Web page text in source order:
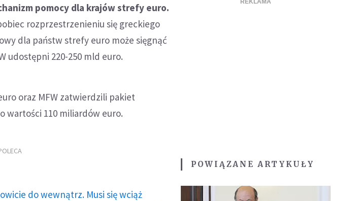
pomocy dla krajów strefy euro.
rozprzestrzenieniu się greckiego
dla państw strefy euro może sięgnąć
udostępni 220-250 mld euro.
oraz MFW zatwierdzili pakiet
wartości 110 miliardów euro.
do wewnątrz. Musi się wciąż
POWIĄZANE ARTYKUŁY